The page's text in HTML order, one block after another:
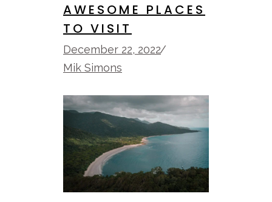
AWESOME PLACES
TO VISIT
December 22, 2022
Mik Simons